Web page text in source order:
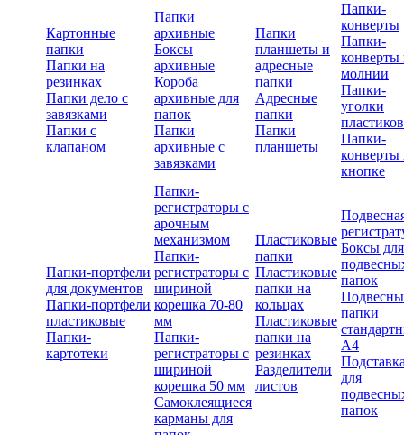
Картонные
папки
Папки на
резинках
Папки дело с
завязками
Папки с
клапаном
Папки
архивные
Боксы
архивные
Короба
архивные для
папок
Папки
архивные с
завязками
Папки
планшеты и
адресные
папки
Адресные
папки
Папки
планшеты
Папки-
конверты
Папки-
конверты
молнии
Папки-
уголки
Папки-
конверты
кнопке
Папки-портфели
для документов
Папки-портфели
пластиковые
Папки-
картотеки
Папки-
регистраторы с
арочным
механизмом
Папки-
регистраторы с
шириной
корешка 70-80
мм
Папки-
регистраторы с
шириной
корешка 50 мм
Самоклеящиеся
карманы для
Пластиковые
папки
Пластиковые
папки на
кольцах
Пластиковые
папки на
резинках
Разделители
листов
Боксы для
папок
папки
А4
для
папок